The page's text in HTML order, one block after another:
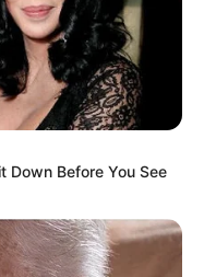
für
Internate,
Down Before You See